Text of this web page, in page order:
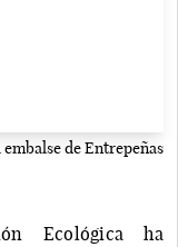
de Entrepeñas
Ecológica ha